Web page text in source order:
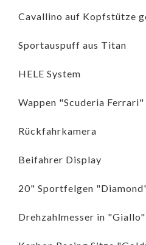
Cavallino auf Kopfstütze
Sportauspuff aus Titan
HELE System
Wappen "Scuderia
Rückfahrkamera
Beifahrer Display
20" Sportfelgen
Drehzahlmesser in "Giallo"